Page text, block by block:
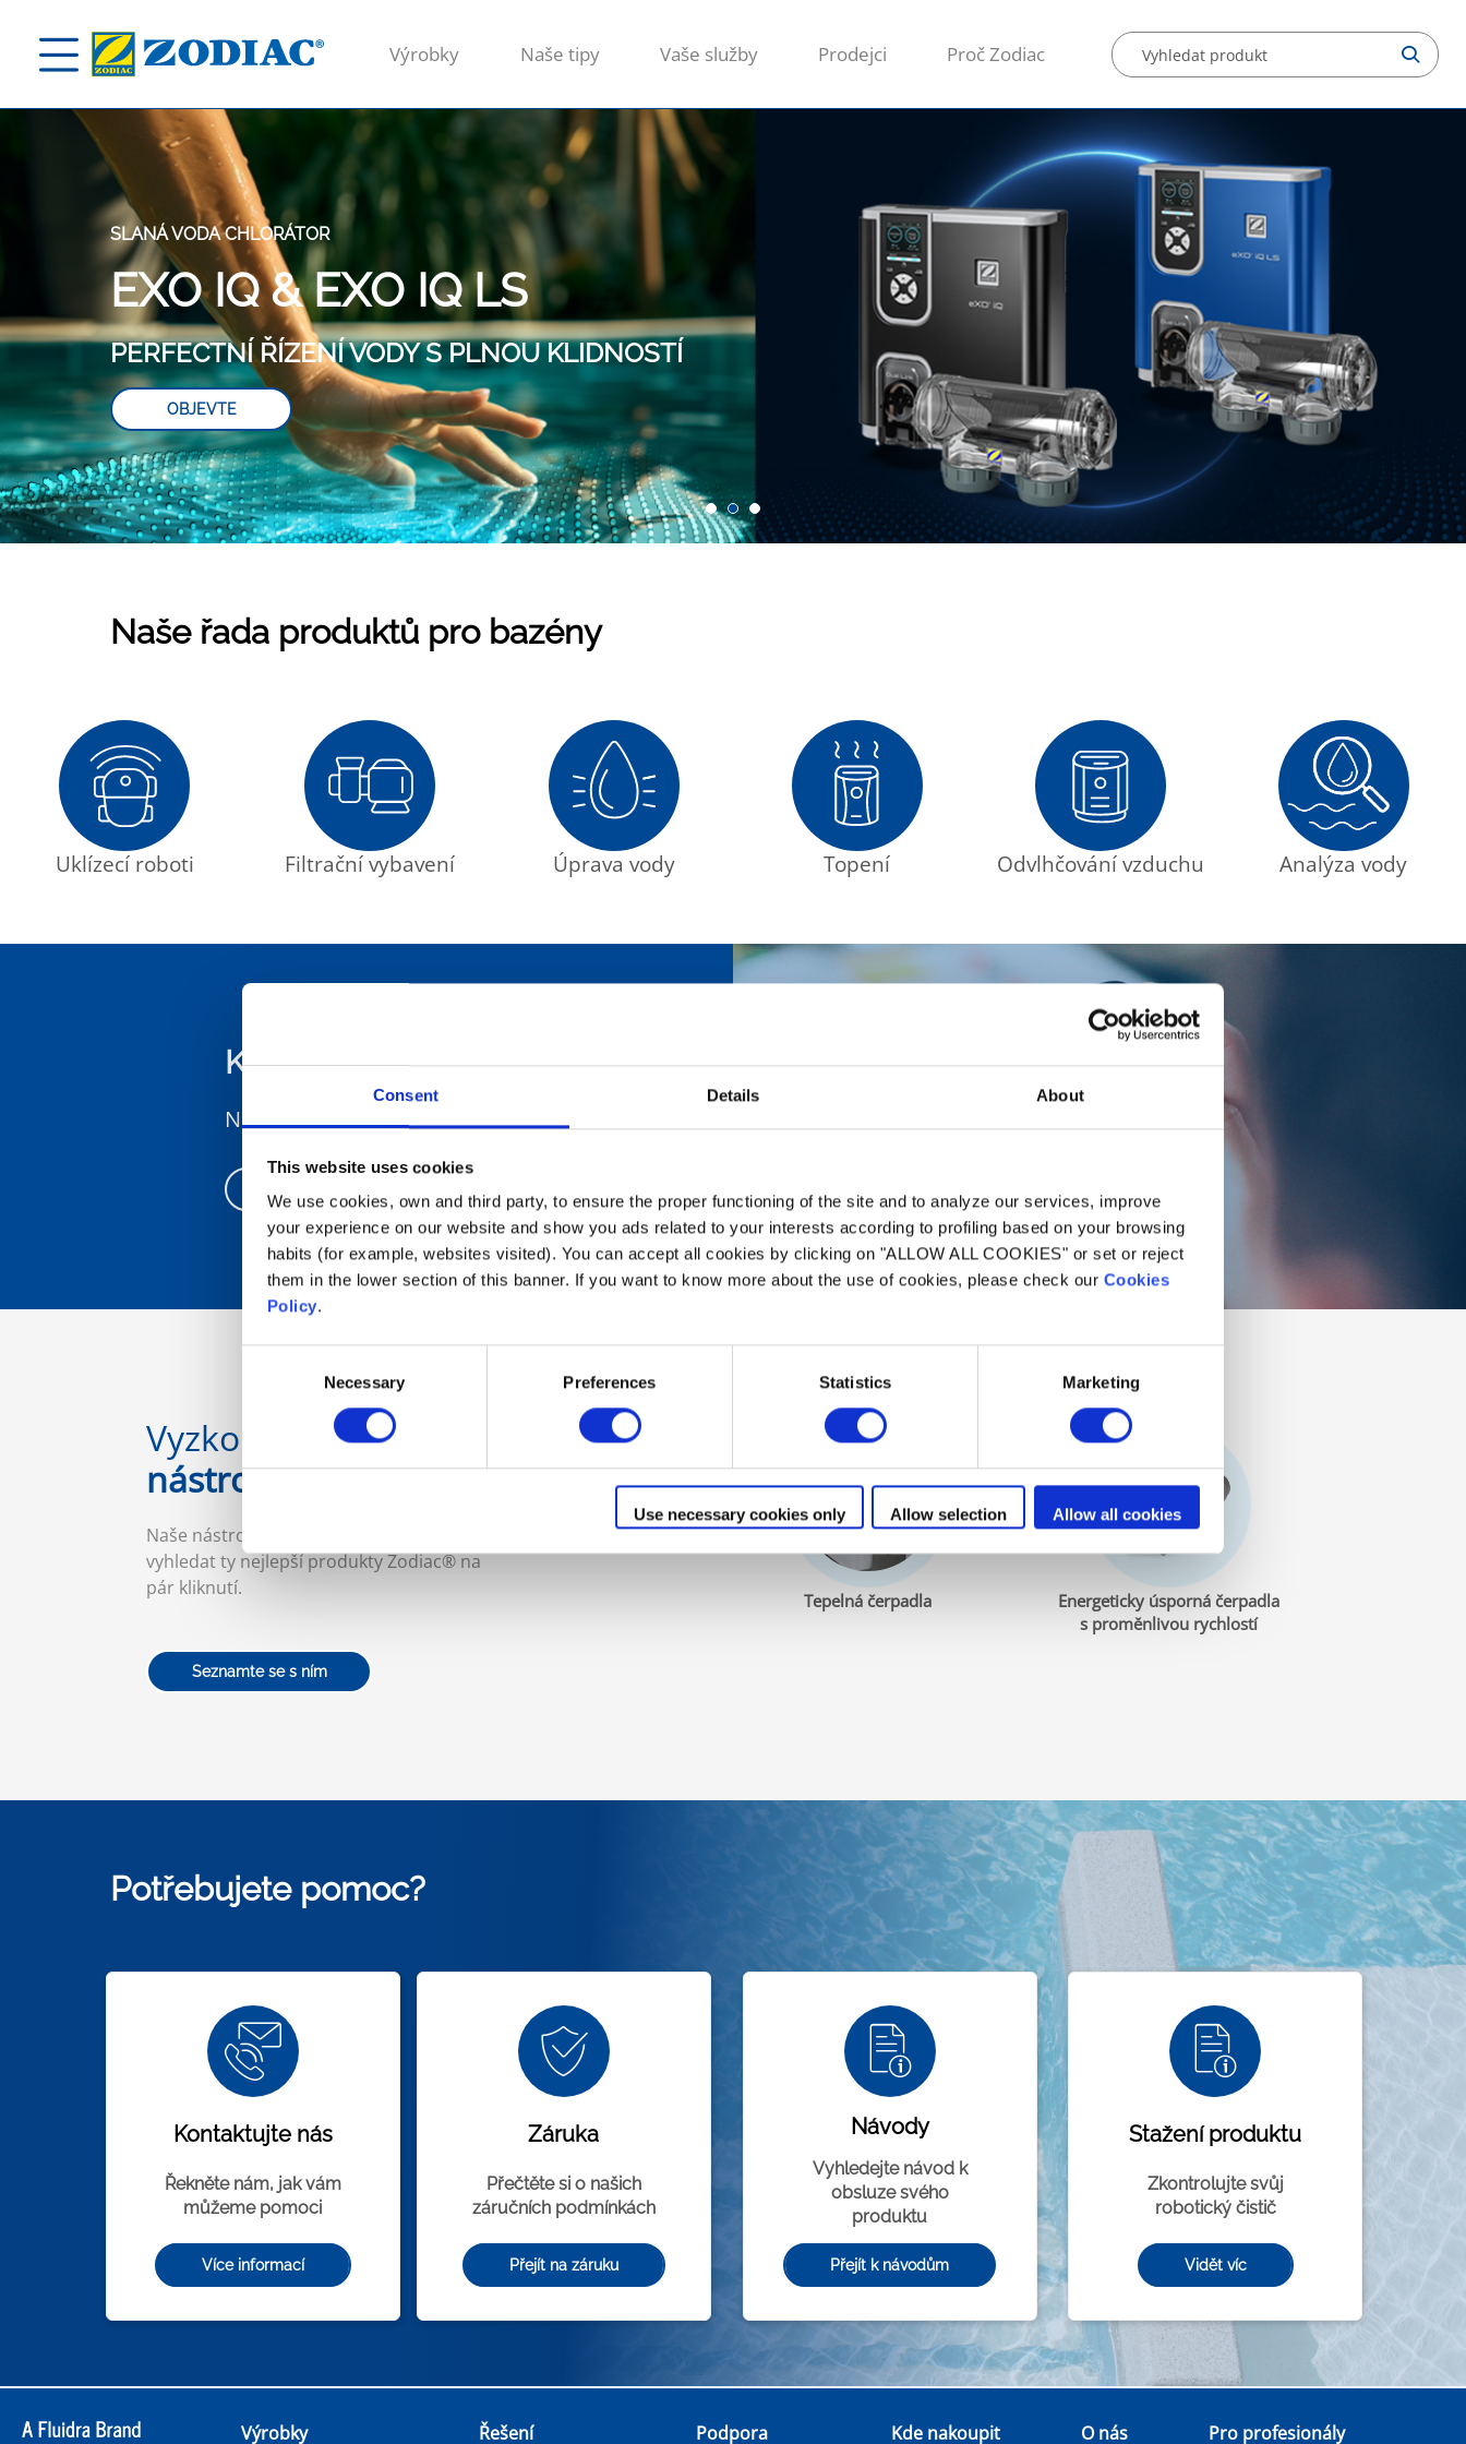
Consent Details About
This website uses cookies
We use cookies, own and third party, to ensure the proper functioning of the site and to analyze our services, improve
your experience on our website and show you ads related to your interests according to profiling based on your browsing
habits (for example, websites visited). You can accept all cookies by clicking on "ALLOW ALL COOKIES" or set or reject
them in the lower section of this banner. If you want to know more about the use of cookies, please check our Cookies
Policy.
Necessary Preferences Statistics Marketing
Use necessary cookies only Allow selection Allow all cookies
Výrobky Naše tipy Vaše služby Prodejci Proč Zodiac
SLANÁ VODA CHLORÁTOR
EXO IQ & EXO IQ LS
PERFECTNÍ ŘÍZENÍ VODY S PLNOU KLIDNOSTÍ
OBJEVTE
Naše řada produktů pro bazény
Uklízecí roboti Filtrační vybavení Úprava vody Topení Odvlhčování vzduchu Analýza vody
Kde nakoupit
Najděte nejbližšího prodejce
Vyzkoušejte si naše
nástroje pro výběr
Naše nástroje pro výběr vám pomohou
vyhledat ty nejlepší produkty Zodiac® na
pár kliknutí.
Seznamte se s ním
Tepelná čerpadla
Energeticky úsporná čerpadla
s proměnlivou rychlostí
Potřebujete pomoc?
Kontaktujte nás
Řekněte nám, jak vám
můžeme pomoci
Více informací
Záruka
Přečtěte si o našich
záručních podmínkách
Přejít na záruku
Návody
Vyhledejte návod k
obsluze svého
produktu
Přejít k návodům
Stažení produktu
Zkontrolujte svůj
robotický čistič
Vidět víc
Výrobky Řešení Podpora Kde nakoupit O nás Pro profesionály